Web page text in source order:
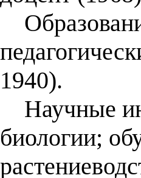
1940).
Научные
биологии;